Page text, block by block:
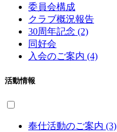
委員会構成
クラブ概況報告
30周年記念 (2)
同好会
入会のご案内 (4)
活動情報
奉仕活動のご案内 (3)